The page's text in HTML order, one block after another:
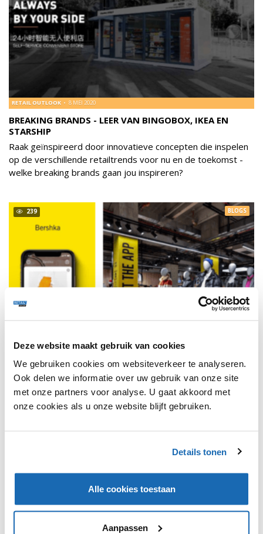
Deze website maakt gebruik van cookies
We gebruiken cookies om websiteverkeer te analyseren.
Ook delen we informatie over uw gebruik van onze site
met onze partners voor analyse. U gaat akkoord met
onze cookies als u onze website blijft gebruiken.
Details tonen
Alle cookies toestaan
Aanpassen
BREAKING BRANDS - LEER VAN BINGOBOX, IKEA EN
STARSHIP
RETAIL OUTLOOK 8 MEI 2020
Raak geïnspireerd door innovatieve concepten die inspelen
op de verschillende retailtrends voor nu en de toekomst -
welke breaking brands gaan jou inspireren?
239
BREAKING BRANDS - LEER VAN BERSHKA, CRISP EN
RETAIL OUTLOOK 31 MAART 2020
BLOGS
op de verschillende retailtrends voor nu en de toekomst -